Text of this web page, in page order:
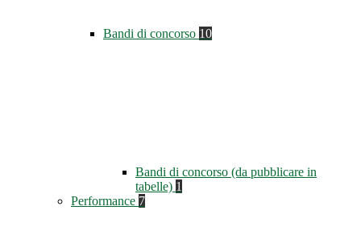
Bandi di concorso 10
Bandi di concorso (da pubblicare in
tabelle) 1
Performance 7